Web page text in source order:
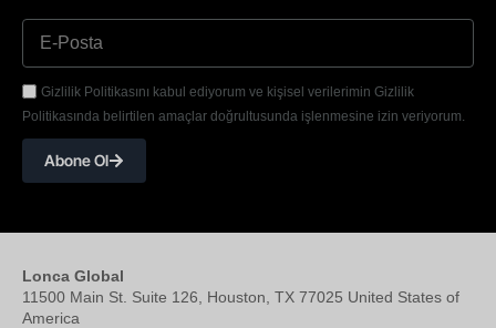
Gizlilik Politikasını kabul ediyorum ve kişisel verilerimin Gizlilik
Politikasında belirtilen amaçlar doğrultusunda işlenmesine izin veriyorum.
Abone Ol
Lonca Global
11500 Main St. Suite 126, Houston, TX 77025 United States of
America